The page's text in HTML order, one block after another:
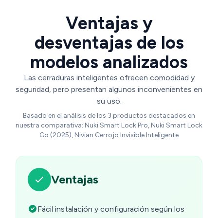
Ventajas y
desventajas de los
modelos analizados
Las cerraduras inteligentes ofrecen comodidad y
seguridad, pero presentan algunos inconvenientes en
su uso.
Basado en el análisis de los 3 productos destacados en
nuestra comparativa: Nuki Smart Lock Pro, Nuki Smart Lock
Go (2025), Nivian Cerrojo Invisible Inteligente
Ventajas
Fácil instalación y configuración según los